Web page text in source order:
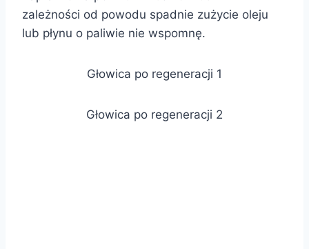
zależności od powodu spadnie zużycie oleju
lub płynu o paliwie nie wspomnę.
Głowica po regeneracji 1
Głowica po regeneracji 2